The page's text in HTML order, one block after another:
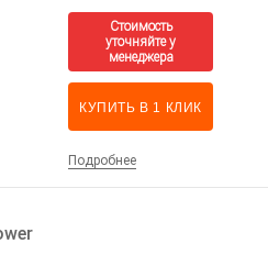
КУПИТЬ В 1 КЛИК
Подробнее